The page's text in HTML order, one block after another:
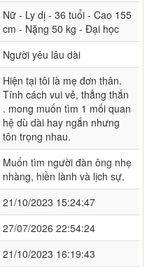
Nữ - Ly dị - 36 tuổi - Cao 155
cm - Nặng 50 kg - Đại học
Người yêu lâu dài
Hiện tại tôi là mẹ đơn thân.
Tính cách vui vẻ, thẳng thắn
. mong muốn tìm 1 mối quan
hệ dù dài hay ngắn nhưng
tôn trọng nhau.
Muốn tìm người đàn ông nhẹ
nhàng, hiền lành và lịch sự.
21/10/2023 15:24:47
27/07/2026 22:54:24
21/10/2023 16:19:43